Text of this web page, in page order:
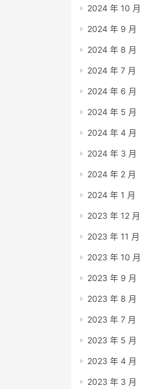
2024 年 10 月
2024 年 9 月
2024 年 8 月
2024 年 7 月
2024 年 6 月
2024 年 5 月
2024 年 4 月
2024 年 3 月
2024 年 2 月
2024 年 1 月
2023 年 12 月
2023 年 11 月
2023 年 10 月
2023 年 9 月
2023 年 8 月
2023 年 7 月
2023 年 5 月
2023 年 4 月
2023 年 3 月